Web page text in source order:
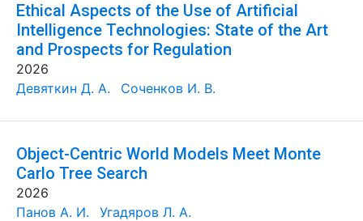
Ethical Aspects of the Use of Artificial
Intelligence Technologies: State of the Art
and Prospects for Regulation
2026
Девяткин Д. А.
Соченков И. В.
Object-Centric World Models Meet Monte
Carlo Tree Search
2026
Панов А. И.
Угадяров Л. А.